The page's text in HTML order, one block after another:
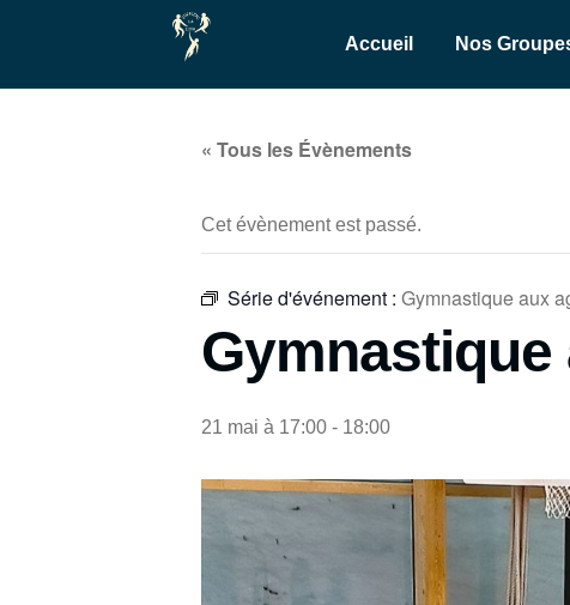
Accueil Nos
« Tous les Évènements
Cet évènement est passé.
Série d'événement : Gymnastique aux
Gymnastique
21 mai à 17:00 - 18:00